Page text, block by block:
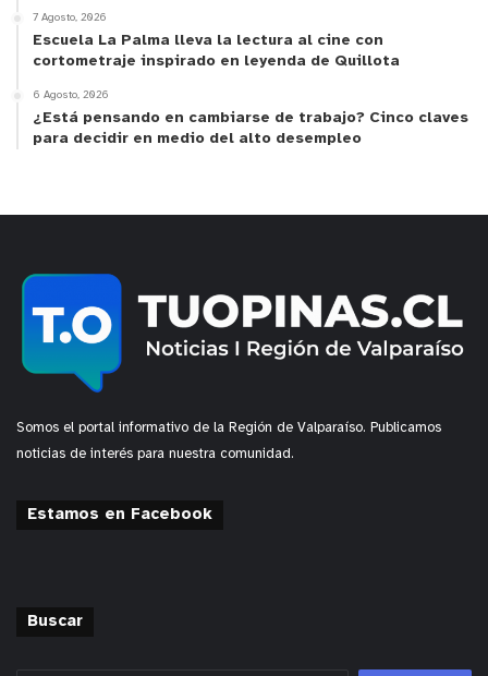
7 Agosto, 2026
Escuela La Palma lleva la lectura al cine con
cortometraje inspirado en leyenda de Quillota
6 Agosto, 2026
¿Está pensando en cambiarse de trabajo? Cinco claves
para decidir en medio del alto desempleo
Somos el portal informativo de la Región de Valparaíso. Publicamos
noticias de interés para nuestra comunidad.
Estamos en Facebook
Buscar